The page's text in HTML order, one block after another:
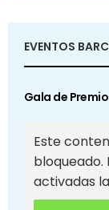
EVENTOS
Gala de
Este
activadas